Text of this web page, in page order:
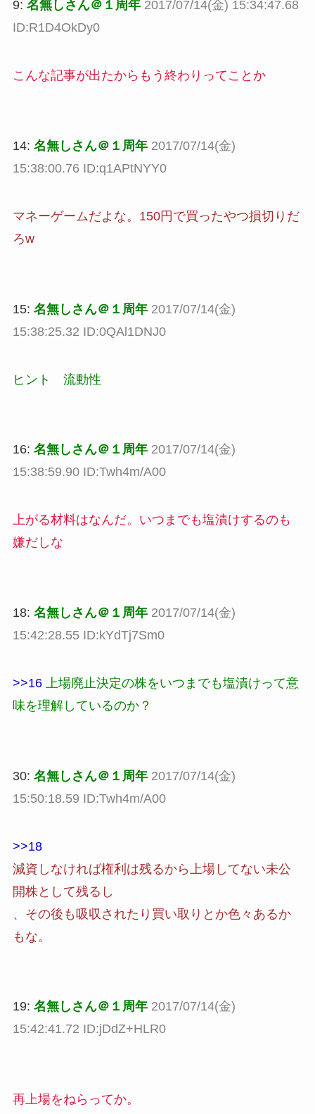
9: 名無しさん＠１周年 2017/07/14(金) 15:34:47.68
ID:R1D4OkDy0
こんな記事が出たからもう終わりってことか
14: 名無しさん＠１周年 2017/07/14(金)
15:38:00.76 ID:q1APtNYY0
マネーゲームだよな。150円で買ったやつ損切りだ
ろw
15: 名無しさん＠１周年 2017/07/14(金)
15:38:25.32 ID:0QAl1DNJ0
ヒント 流動性
16: 名無しさん＠１周年 2017/07/14(金)
15:38:59.90 ID:Twh4m/A00
上がる材料はなんだ。いつまでも塩漬けするのも
嫌だしな
18: 名無しさん＠１周年 2017/07/14(金)
15:42:28.55 ID:kYdTj7Sm0
>>16上場廃止決定の株をいつまでも塩漬けって意
味を理解しているのか？
30: 名無しさん＠１周年 2017/07/14(金)
15:50:18.59 ID:Twh4m/A00
>>18
減資しなければ権利は残るから上場してない未公
開株として残るし
、その後も吸収されたり買い取りとか色々あるか
もな。
19: 名無しさん＠１周年 2017/07/14(金)
15:42:41.72 ID:jDdZ+HLR0
再上場をねらってか。